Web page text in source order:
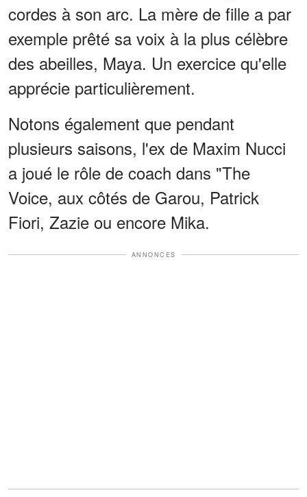
cordes à son arc. La mère de fille a par
exemple prêté sa voix à la plus célèbre
des abeilles, Maya. Un exercice qu'elle
apprécie particulièrement.
Notons également que pendant
plusieurs saisons, l'ex de Maxim Nucci
a joué le rôle de coach dans "The
Voice, aux côtés de Garou, Patrick
Fiori, Zazie ou encore Mika.
ANNONCES